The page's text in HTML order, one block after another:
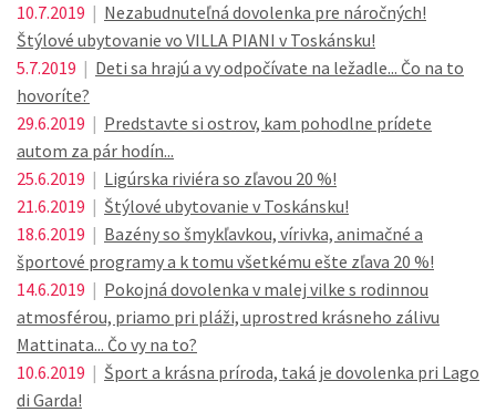
10.7.2019 | Nezabudnuteľná dovolenka pre náročných!
Štýlové ubytovanie vo VILLA PIANI v Toskánsku!
5.7.2019 | Deti sa hrajú a vy odpočívate na ležadle... Čo na to
hovoríte?
29.6.2019 | Predstavte si ostrov, kam pohodlne prídete
autom za pár hodín...
25.6.2019 | Ligúrska riviéra so zľavou 20 %!
21.6.2019 | Štýlové ubytovanie v Toskánsku!
18.6.2019 | Bazény so šmykľavkou, vírivka, animačné a
športové programy a k tomu všetkému ešte zľava 20 %!
14.6.2019 | Pokojná dovolenka v malej vilke s rodinnou
atmosférou, priamo pri pláži, uprostred krásneho zálivu
Mattinata... Čo vy na to?
10.6.2019 | Šport a krásna príroda, taká je dovolenka pri Lago
di Garda!